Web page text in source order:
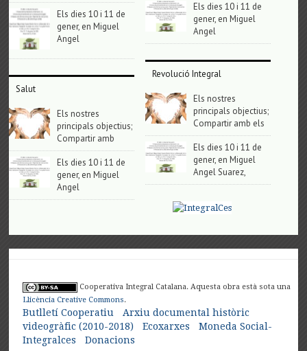
Els dies 10 i 11 de
gener, en Miguel
Angel
Salut
Els nostres
principals objectius;
Compartir amb
Els dies 10 i 11 de
gener, en Miguel
Angel
Els dies 10 i 11 de
gener, en Miguel
Angel
Revolució Integral
Els nostres
principals objectius;
Compartir amb els
Els dies 10 i 11 de
gener, en Miguel
Angel Suarez,
Cooperativa Integral Catalana. Aquesta obra està sota una
Llicència Creative Commons.
Butlletí Cooperatiu
Arxiu documental històric
videogràfic (2010-2018)
Ecoxarxes
Moneda Social-
Integralces
Donacions